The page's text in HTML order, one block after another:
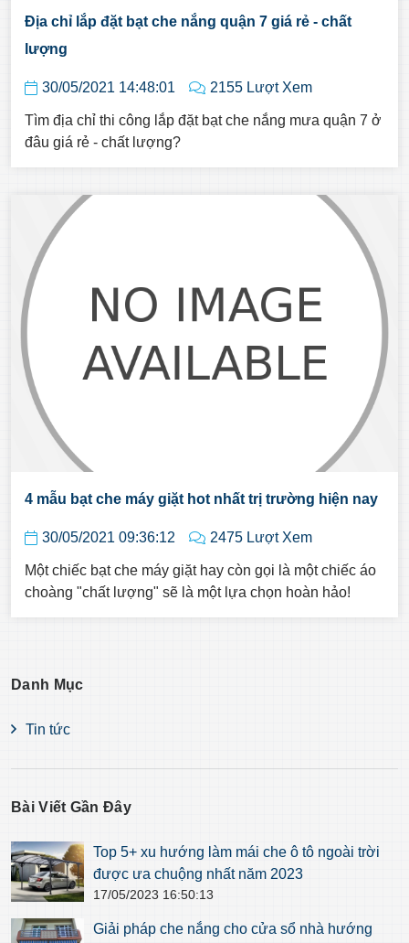
Địa chỉ lắp đặt bạt che nắng quận 7 giá rẻ - chất
lượng
30/05/2021 14:48:01 2155 Lượt Xem
Tìm địa chỉ thi công lắp đặt bạt che nắng mưa quận 7 ở
đâu giá rẻ - chất lượng?
4 mẫu bạt che máy giặt hot nhất trị trường hiện nay
30/05/2021 09:36:12 2475 Lượt Xem
Một chiếc bạt che máy giặt hay còn gọi là một chiếc áo
choàng "chất lượng" sẽ là một lựa chọn hoàn hảo!
Danh Mục
Tin tức
Bài Viết Gần Đây
Top 5+ xu hướng làm mái che ô tô ngoài trời
được ưa chuộng nhất năm 2023
17/05/2023 16:50:13
Giải pháp che nắng cho cửa sổ nhà hướng